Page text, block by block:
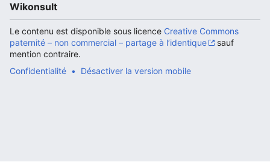
Lire Suivre
Wikonsult
Le contenu est disponible sous licence Creative Commons
paternité – non commercial – partage à l’identique
sauf
mention contraire.
Confidentialité
Désactiver la version mobile